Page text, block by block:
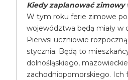
Kiedy zaplanować zimowy
​W tym roku ferie zimowe
województwa będą miały w
Pierwsi uczniowie
stycznia. Będą to
dolnośląskiego,
zachodniopomorskiego. Ich